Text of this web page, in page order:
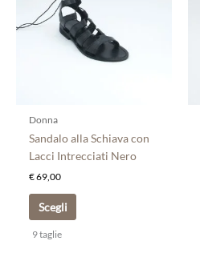
Donna
Sandalo alla Schiava con
Lacci Intrecciati Nero
€69,00
Scegli
più
varianti.
Le
opzioni
nella
pagina
9 taglie